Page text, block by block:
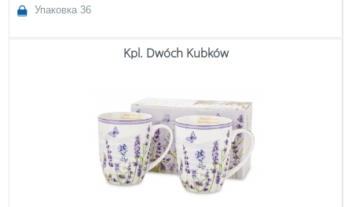
Упаковка 36
Kpl. Dwóch Kubków